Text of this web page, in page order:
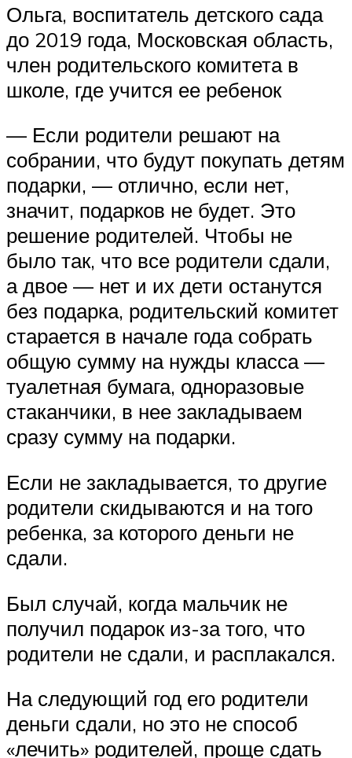
Ольга, воспитатель детского сада
до 2019 года, Московская область,
член родительского комитета в
школе, где учится ее ребенок
— Если родители решают на
собрании, что будут покупать детям
подарки, — отлично, если нет,
значит, подарков не будет. Это
решение родителей. Чтобы не
было так, что все родители сдали,
а двое — нет и их дети останутся
без подарка, родительский комитет
старается в начале года собрать
общую сумму на нужды класса —
туалетная бумага, одноразовые
стаканчики, в нее закладываем
сразу сумму на подарки.
Если не закладывается, то другие
родители скидываются и на того
ребенка, за которого деньги не
сдали.
Был случай, когда мальчик не
получил подарок из-за того, что
родители не сдали, и расплакался.
На следующий год его родители
деньги сдали, но это не способ
«лечить» родителей, проще сдать